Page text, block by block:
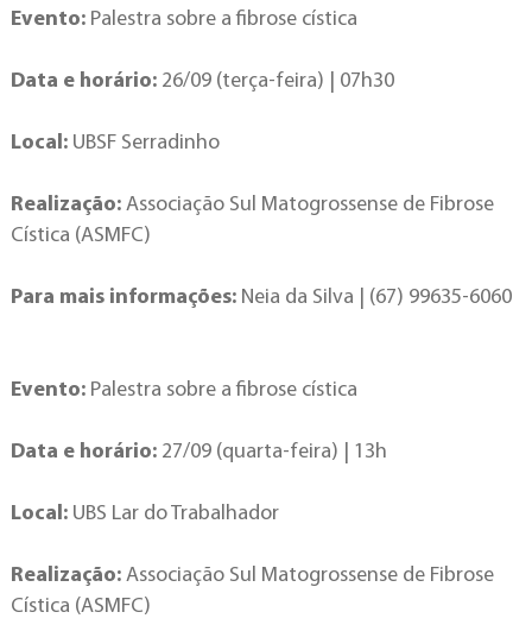
Evento: Palestra sobre a fibrose cística
Data e horário: 26/09 (terça-feira) | 07h30
Local:UBSF Serradinho
Realização: Associação Sul Matogrossense de Fibrose
Cística (ASMFC)
Para mais informações: Neia da Silva | (67) 99635-6060
Evento: Palestra sobre a fibrose cística
Data e horário: 27/09 (quarta-feira) | 13h
Local:UBS Lar do Trabalhador
Realização: Associação Sul Matogrossense de Fibrose
Cística (ASMFC)